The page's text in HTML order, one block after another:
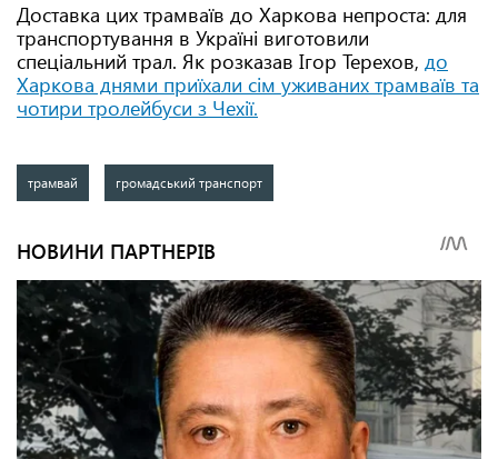
Доставка цих трамваїв до Харкова непроста: для
транспортування в Україні виготовили
спеціальний трал. Як розказав Ігор Терехов, до
Харкова днями приїхали сім уживаних трамваїв та
чотири тролейбуси з Чехії.
трамвай громадський транспорт